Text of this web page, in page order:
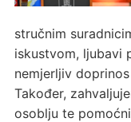
stručnim
iskustvom, ljubavi
nemjerljiv
Također,
osoblju te